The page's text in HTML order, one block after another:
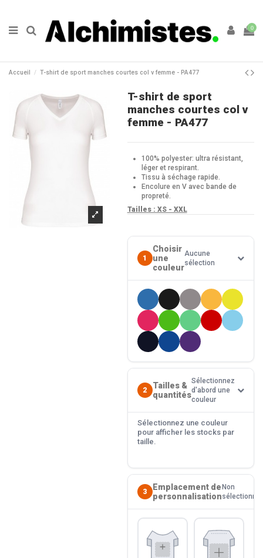
0
Accueil T-shirt de sport manches courtes col v femme - PA477
T-shirt de sport
manches courtes col v
femme - PA477
100% polyester: ultra résistant,
léger et respirant.
Tissu à séchage rapide.
Encolure en V avec bande de
propreté.
Tailles : XS - XXL
1
Choisir
une
couleur
Aucune
sélection
2
Tailles &
quantités
Sélectionnez
d'abord une
couleur
Sélectionnez une couleur
pour afficher les stocks par
taille.
3
Emplacement de
personnalisation
Non
sélectionné